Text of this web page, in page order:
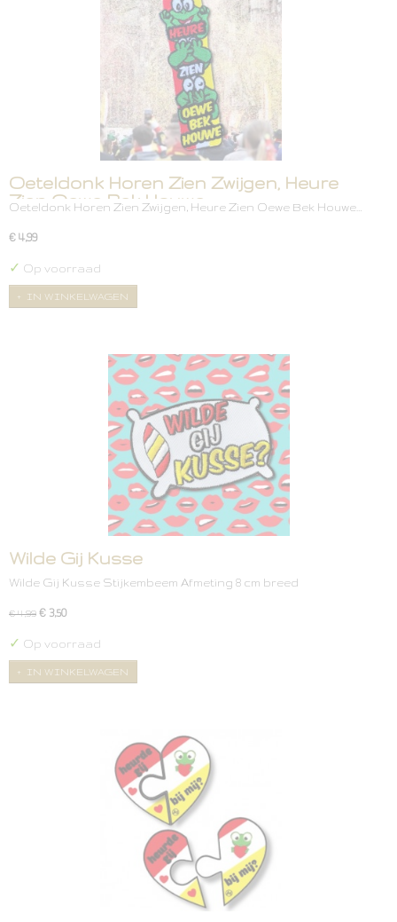
Oeteldonk Horen Zien Zwijgen, Heure
Zien Oewe Bek Houwe
Oeteldonk Horen Zien Zwijgen, Heure Zien Oewe Bek Houwe…
€ 4,99
✓ Op voorraad
IN WINKELWAGEN
Wilde Gij Kusse
Wilde Gij Kusse Stijkembeem Afmeting 8 cm breed
€ 4,99 € 3,50
✓ Op voorraad
IN WINKELWAGEN